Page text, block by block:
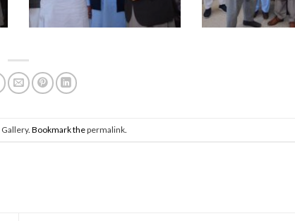
Gallery. Bookmark thepermalink.